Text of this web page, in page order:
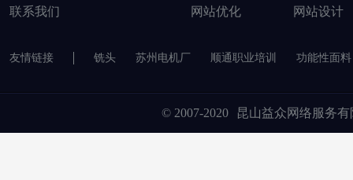
联系我们
网站优化
网站设计
友情链接 铣头 苏州电机厂 顺通职业培训 功能性面料
© 2007-2020 昆山益众网络服务有